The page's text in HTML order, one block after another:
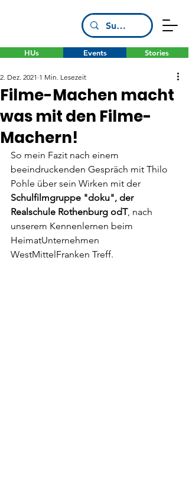
HUs Stories
Events
Filme-Machen macht
was mit den Filme-
Machern!
2. Dez. 2021 1 Min. Lesezeit
So mein Fazit nach einem
beeindruckenden Gespräch mit Thilo
Pohle über sein Wirken mit der
Schulfilmgruppe "doku", der
Realschule Rothenburg odT, nach
unserem Kennenlernen beim
HeimatUnternehmen
WestMittelFranken Treff.